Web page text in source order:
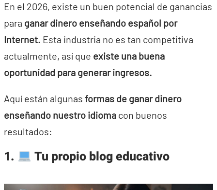
En el 2026, existe un buen potencial de ganancias
para ganar dinero enseñando español por
Internet. Esta industria no es tan competitiva
actualmente, así que existe una buena
oportunidad para generar ingresos.
Aquí están algunas formas de ganar dinero
enseñando nuestro idioma con buenos
resultados:
1. Tu propio blog educativo